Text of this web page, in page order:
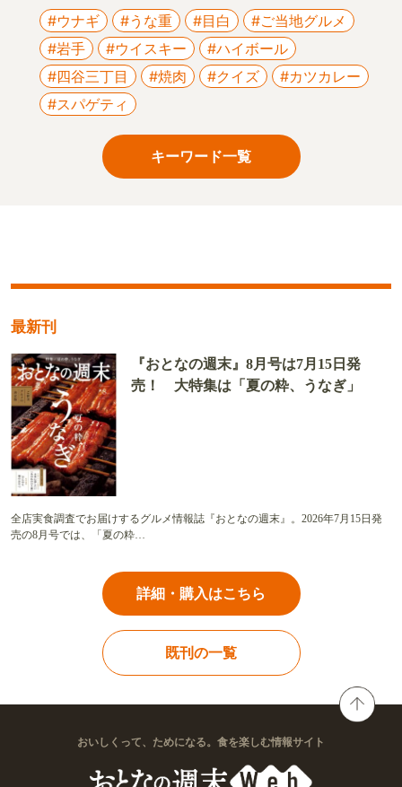
#ウナギ #うな重 #目白
#ご当地グルメ
#岩手
#ウイスキー
#ハイボール
#四谷三丁目
#焼肉 #クイズ
#カツカレー
#スパゲティ
キーワード一覧
最新刊
『おとなの週末』8月号は7月15日発
売！ 大特集は「夏の粋、うなぎ」
全店実食調査でお届けするグルメ情報誌『おとなの週末』。2026年7月15日発
売の8月号では、「夏の粋…
詳細・購入はこちら
既刊の一覧
おいしくって、ためになる。食を楽しむ情報サイト